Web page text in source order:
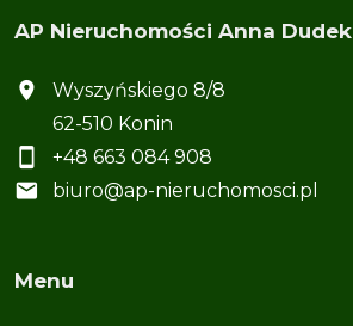
AP Nieruchomości Anna Dudek
Wyszyńskiego 8/8
62-510 Konin
+48 663 084 908
biuro@ap-nieruchomosci.pl
Menu